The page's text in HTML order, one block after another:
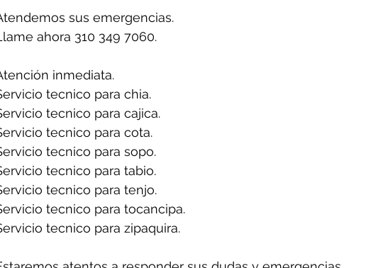
sus emergencias.
ahora 310 349 7060.
inmediata.
tecnico para chia.
tecnico para cajica.
tecnico para cota.
tecnico para sopo.
tecnico para tabio.
tecnico para tenjo.
tecnico para tocancipa.
tecnico para zipaquira.